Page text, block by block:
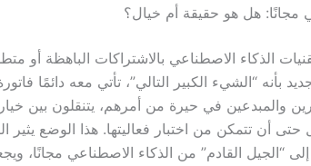
مجانًا: هل هو حقيقة أم خيال؟
الذكاء الاصطناعي بالاشتراكات الباهظة أو
بأنه “الشيء الكبير التالي”، تأتي معه دائمًا
والمبدعين في حيرة من أمرهم، يتنقلون بين
حتى أن تتمكن من اختبار فعاليتها. هذا الوضع يثير
“الجيل القادم” من الذكاء الاصطناعي مجانًا،